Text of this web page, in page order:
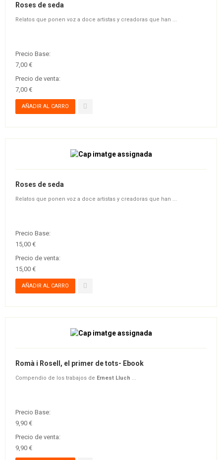
Roses de seda
Relatos que ponen voz a doce artistas y creadoras que han ...
Precio Base:
7,00 €
Precio de venta:
7,00 €
Roses de seda
Relatos que ponen voz a doce artistas y creadoras que han ...
Precio Base:
15,00 €
Precio de venta:
15,00 €
Romà i Rosell, el primer de tots- Ebook
Compendio de los trabajos de Ernest Lluch ...
Precio Base:
9,90 €
Precio de venta:
9,90 €